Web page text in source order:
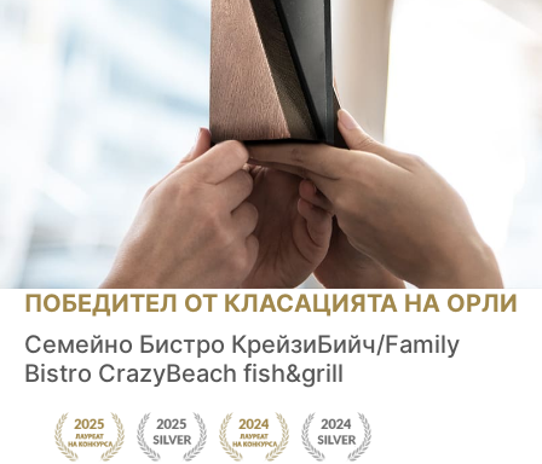
ПОБЕДИТЕЛ ОТ КЛАСАЦИЯТА НА ОРЛИ
Семейно Бистро КрейзиБийч/Family
Bistro CrazyBeach fish&grill